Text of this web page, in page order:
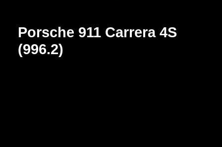
Porsche 911 Carrera 4S
(996.2)